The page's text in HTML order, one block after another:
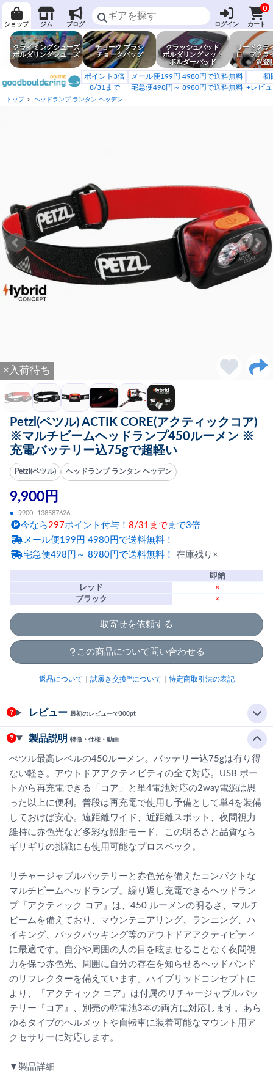
ショップ ジム ブログ ログイン
0
カート
クライミングシューズ
ボルダリングシューズ
チョーク ブラシ
チョークバッグ
クラッシュパッド
ボルダリングマット
ボルダーパッド
リードクラ
ロープクラ
沢登
ポイント3倍
8/31まで
メール便199円 4980円で送料無料
宅急便498円～ 8980円で送料無料
初
+レビ
トップ ヘッドランプ ランタン ヘッデン
×入荷待ち
Petzl(ペツル) ACTIK CORE(アクティックコア)
※マルチビームヘッドランプ450ルーメン ※
充電バッテリー込75gで超軽い
Petzl(ペツル) ヘッドランプ ランタン ヘッデン
9,900円
● -9900- 138587626
今なら297ポイント付与！ 8/31まで まで3倍
メール便199円 4980円で送料無料！
宅急便498円～ 8980円で送料無料！ 在庫残り×
即納
レッド
×
ブラック
×
取寄せを依頼する
この商品について問い合わせる
返品について 試履き交換™について 特定商取引法の表記
レビュー 最初のレビューで300pt
製品説明 特徴・仕様・動画
ぺツル最高レベルの450ルーメン。バッテリー込75gは有り得
ない軽さ。アウトドアアクティビティの全て対応。USB ポー
トから再充電できる「コア」と単4電池対応の2way電源は思
った以上に便利。普段は再充電で使用し予備として単4を装備
しておけば安心。遠距離ワイド、近距離スポット、夜間視力
維持に赤色光など多彩な照射モード。この明るさと品質なら
ギリギリの挑戦にも使用可能なプロスペック。
リチャージャブルバッテリーと赤色光を備えたコンパクトな
マルチビームヘッドランプ。繰り返し充電できるヘッドラン
プ『アクティック コア』は、450 ルーメンの明るさ、マルチ
ビームを備えており、マウンテニアリング、ランニング、ハ
イキング、バックパッキング等のアウトドアアクティビティ
に最適です。自分や周囲の人の目を眩ませることなく夜間視
力を保つ赤色光、周囲に自分の存在を知らせるヘッドバンド
のリフレクターを備えています。ハイブリッドコンセプトに
より、『アクティック コア』は付属のリチャージャブルバッ
テリー『コア』、別売の乾電池3本の両方に対応します。あら
ゆるタイプのヘルメットや自転車に装着可能なマウント用ア
クセサリーに対応します。
▼製品詳細